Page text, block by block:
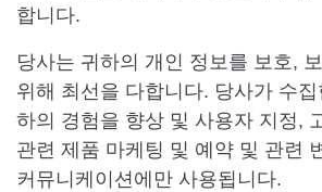
합니다.
당사는 귀하의 개인 정보를 보호,
위해 최선을 다합니다. 당사가 수
하의 경험을 향상 및 사용자 지정,
관련 제품 마케팅 및 예약 및 관련
커뮤니케이션에만 사용됩니다.